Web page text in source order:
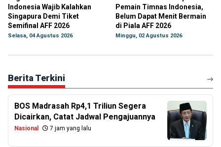
Indonesia Wajib Kalahkan
Singapura Demi Tiket
Semifinal AFF 2026
Selasa, 04 Agustus 2026
Pemain Timnas Indonesia,
Belum Dapat Menit Bermain
di Piala AFF 2026
Minggu, 02 Agustus 2026
Berita Terkini
BOS Madrasah Rp4,1 Triliun Segera
Dicairkan, Catat Jadwal Pengajuannya
Nasional 7 jam yang lalu